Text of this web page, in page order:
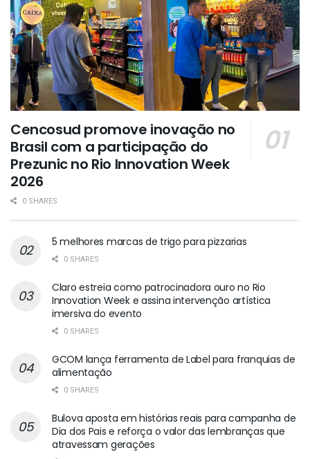
Cencosud promove inovação no
Brasil com a participação do
Prezunic no Rio Innovation Week
2026
0 SHARES
5 melhores marcas de trigo para pizzarias
0 SHARES
Claro estreia como patrocinadora ouro no Rio
Innovation Week e assina intervenção artística
imersiva do evento
0 SHARES
GCOM lança ferramenta de Label para franquias de
alimentação
0 SHARES
Bulova aposta em histórias reais para campanha de
Dia dos Pais e reforça o valor das lembranças que
atravessam gerações